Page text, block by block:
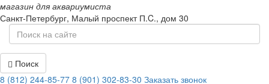
магазин для аквариумиста
Санкт-Петербург, Малый проспект П.C., дом 30
Поиск
8 (812) 244-85-77 8 (901) 302-83-30 Заказать звонок